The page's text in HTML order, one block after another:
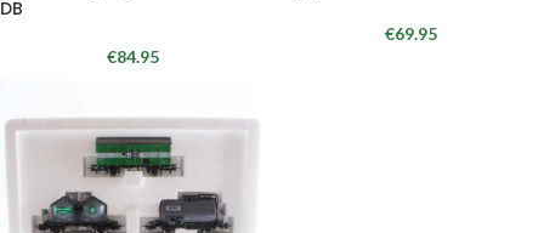
DB
€84.95
€69.95